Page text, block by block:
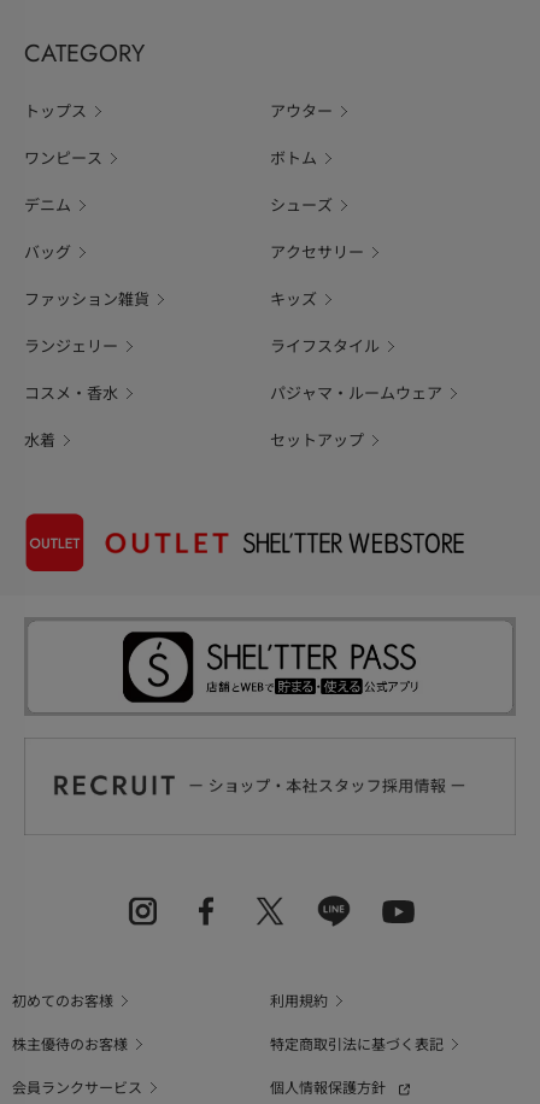
CATEGORY
トップス アウター
ワンピース ボトム
デニム シューズ
バッグ アクセサリー
ファッション雑貨 キッズ
ランジェリー ライフスタイル
コスメ・香水 パジャマ・ルームウェア
水着 セットアップ
初めてのお客様
利用規約
株主優待のお客様
特定商取引法に基づく表記
会員ランクサービス
個人情報保護方針